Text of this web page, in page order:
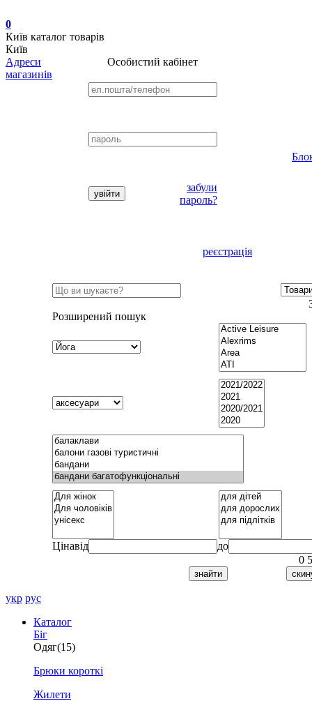
0
Київ каталог товарів
Київ
Адреси
магазинів
Особистий кабінет
забули
пароль?
реєстрація
Розширений пошук
Цінавід
до
0
укр рус
Каталог
Біг
Одяг(15)
Брюки короткі
Жилети